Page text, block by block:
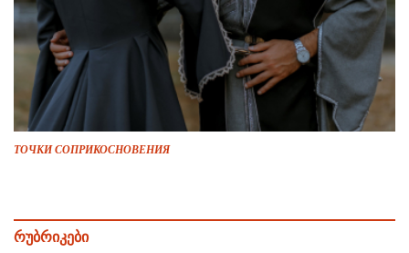
ТОЧКИ СОПРИКОСНОВЕНИЯ
რუბრიკები